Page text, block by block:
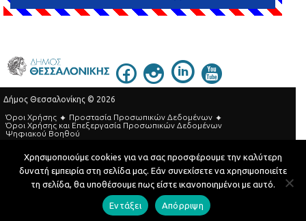
Δήμος Θεσσαλονίκης © 2026
Όροι Χρήσης
Προστασία Προσωπικών Δεδομένων
Όροι Xρήσης και Eπεξεργασία Προσωπικών Δεδομένων
Ψηφιακού Βοηθού
Τηλεφωνικός Κατάλογος
Developed by MyCompany Projects
Χρησιμοποιούμε cookies για να σας προσφέρουμε την καλύτερη
δυνατή εμπειρία στη σελίδα μας. Εάν συνεχίσετε να χρησιμοποιείτε
τη σελίδα, θα υποθέσουμε πως είστε ικανοποιημένοι με αυτό.
Εντάξει Απόρριψη